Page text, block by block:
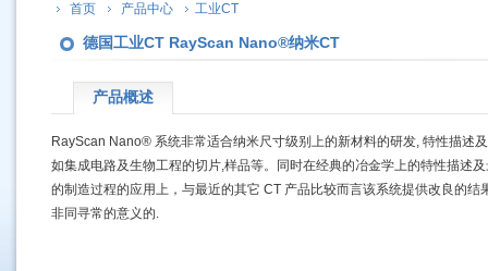
首页 产品中心 工业CT
德国工业CT RayScan Nano®纳米CT
产品概述
RayScan Nano® 系统非常适合纳米尺寸级别上的新材料的研发, 特性描述
如集成电路及生物工程的切片,样品等。同时在经典的冶金学上的特性描述
的制造过程的应用上，与最近的其它 CT 产品比较而言该系统提供改良的结
非同寻常的意义的.